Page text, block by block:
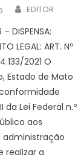
Author
EDITOR
DISPENSA:
LEGAL: ART. Nº
2021 O
Estado de Mato
da Lei Federal n.º
aos
administração
realizar a